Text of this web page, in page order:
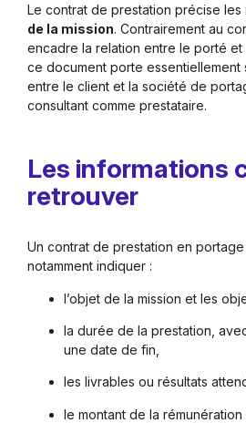
Le contrat de prestation précise les
de la mission. Contrairement au
encadre la relation entre le porté et
ce document porte essentiellement
entre le client et la société de
consultant comme prestataire.
Les informations
retrouver
Un contrat de prestation en
notamment indiquer :
l’objet de la mission et les
la durée de la prestation,
une date de fin,
les livrables ou résultats
le montant de la